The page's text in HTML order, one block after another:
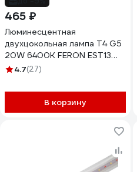
465 ₽
Люминесцентная
двухцокольная лампа T4 G5
20W 6400K FERON EST13
3030
4.7(27)
В корзину